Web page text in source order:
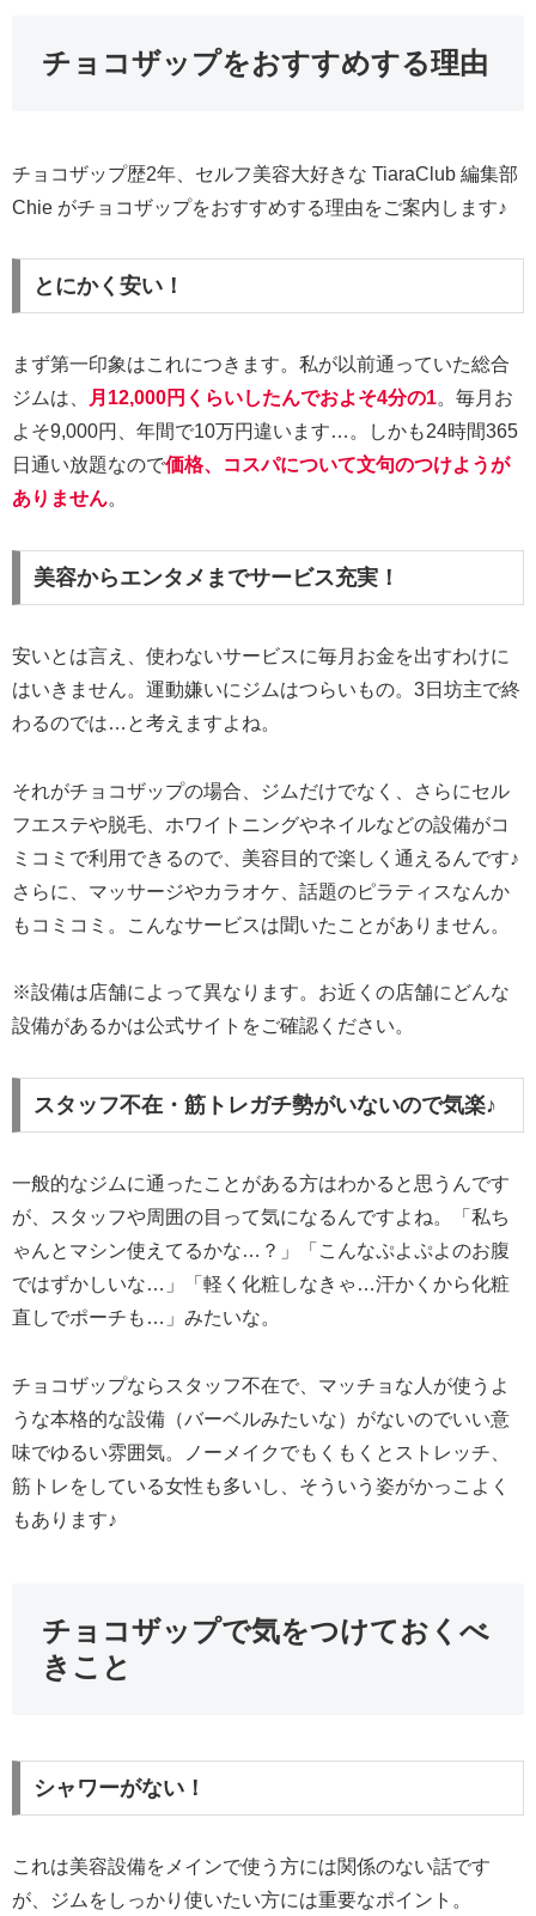
チョコザップをおすすめする理由
チョコザップ歴2年、セルフ美容大好きな TiaraClub 編集部
Chie がチョコザップをおすすめする理由をご案内します♪
とにかく安い！
まず第一印象はこれにつきます。私が以前通っていた総合
ジムは、
月12,000円くらいしたんでおよそ4分の1。毎月お
よそ9,000円、年間で10万円違います…。しかも24時間365
日通い放題なので価格、コスパについて文句のつけようが
ありません。
美容からエンタメまでサービス充実！
安いとは言え、使わないサービスに毎月お金を出すわけに
はいきません。運動嫌いにジムはつらいもの。3日坊主で終
わるのでは…と考えますよね。
それがチョコザップの場合、ジムだけでなく、さらにセル
フエステや脱毛、ホワイトニングやネイルなどの設備がコ
ミコミで利用できるので、美容目的で楽しく通えるんです♪
さらに、マッサージやカラオケ、話題のピラティスなんか
もコミコミ。こんなサービスは聞いたことがありません。
※設備は店舗によって異なります。お近くの店舗にどんな
設備があるかは公式サイトをご確認ください。
スタッフ不在・筋トレガチ勢がいないので気楽♪
一般的なジムに通ったことがある方はわかると思うんです
が、スタッフや周囲の目って気になるんですよね。「私ち
ゃんとマシン使えてるかな…？」「こんなぷよぷよのお腹
ではずかしいな…」「軽く化粧しなきゃ…汗かくから化粧
直しでポーチも…」みたいな。
チョコザップならスタッフ不在で、マッチョな人が使うよ
うな本格的な設備（バーベルみたいな）がないのでいい意
味でゆるい雰囲気。ノーメイクでもくもくとストレッチ、
筋トレをしている女性も多いし、そういう姿がかっこよく
もあります♪
チョコザップで気をつけておくべ
きこと
シャワーがない！
これは美容設備をメインで使う方には関係のない話です
が、ジムをしっかり使いたい方には重要なポイント。